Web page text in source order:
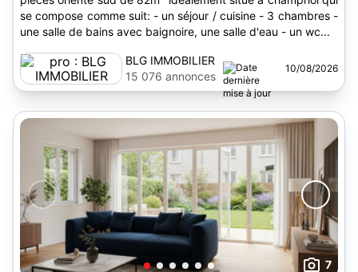
se compose comme suit: - un séjour / cuisine - 3 chambres -
une salle de bains avec baignoire, une salle d'eau - un wc...
BLG IMMOBILIER
15 076 annonces
10/08/2026
7